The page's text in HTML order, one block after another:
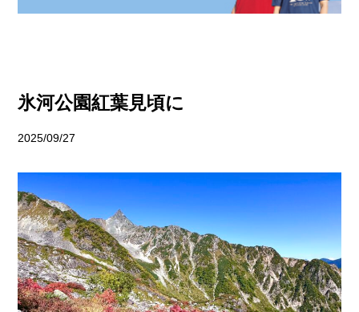
氷河公園紅葉見頃に
2025/09/27